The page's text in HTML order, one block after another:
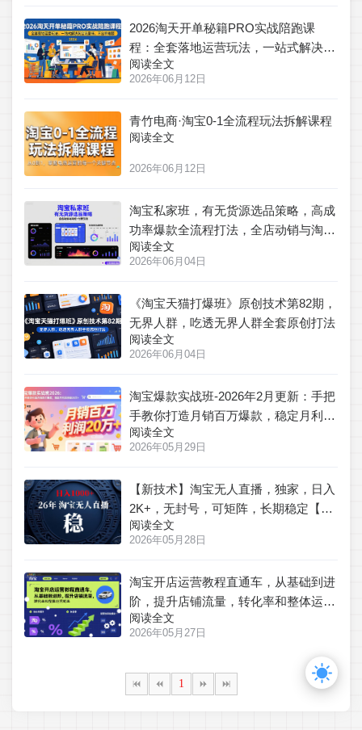
2026淘天开单秘籍PRO实战陪跑课
程：全套落地运营玩法，一站式解决淘
宝流量低、不出单难题
阅读全文
2026年06月12日
青竹电商·淘宝0-1全流程玩法拆解课程
阅读全文
2026年06月12日
淘宝私家班，有无货源选品策略，高成
功率爆款全流程打法，全店动销与淘短
+付费引流(更新2026年6月1日)
阅读全文
2026年06月04日
《淘宝天猫打爆班》原创技术第82期，
无界人群，吃透无界人群全套原创打法
阅读全文
2026年06月04日
淘宝爆款实战班-2026年2月更新：手把
手教你打造月销百万爆款，稳定月利润
突破20万+
阅读全文
2026年05月29日
【新技术】淘宝无人直播，独家，日入
2K+，无封号，可矩阵，长期稳定【揭
秘】
阅读全文
2026年05月28日
淘宝开店运营教程直通车，从基础到进
阶，提升店铺流量，转化率和整体运营
效率(更新26年05月27日)
阅读全文
2026年05月27日
1